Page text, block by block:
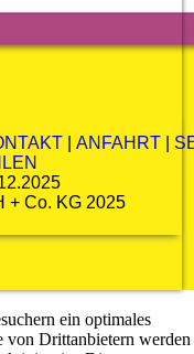
|ANFAHRT
+ Co. KG2025
ein optimales
von Drittanbietern